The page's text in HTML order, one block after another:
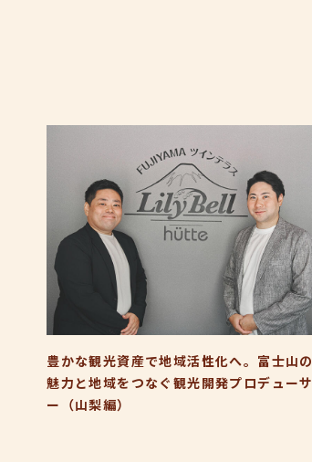
豊かな観光資産で地域活性化へ。富士山の
魅力と地域をつなぐ観光開発プロデューサ
ー（山梨編）